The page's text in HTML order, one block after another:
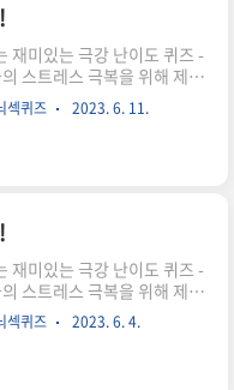
휘해 보세요. 문제를 다 푸
인으로↓↓↓ [퀴즈 정답 공
? '25' 입니다. 꽃잎은 중심
각삼각형을 나타내고 있으
고라스 정리로 계산하면 정
[출처] 뇌섹퀴즈, 좋은땅, 서
재미있는 극강 난이도 퀴즈 -
스트레스 극복을 위해 제공
즈문제"입니다. 원래 힘이
중해서 아무 생각 안하는게
비한 극강 퀴즈입니다. 골때
하다보면 어느새 삶의 고
휘해 보세요. 문제를 다 푸
인으로↓↓↓ [퀴즈 정답 공
? '아래와 같습니다' 전력회
관한 기본 등식입니다. 전압
로 정답은 아래와 같습니
은땅, 서범식 지음 ▶함께
퀴즈 2023. 6. 11.
재미있는 극강 난이도 퀴즈 -
스트레스 극복을 위해 제공
즈문제"입니다. 원래 힘이
중해서 아무 생각 안하는게
비한 극강 퀴즈입니다. 골때
하다보면 어느새 삶의 고
퀴즈 2023. 6. 4.